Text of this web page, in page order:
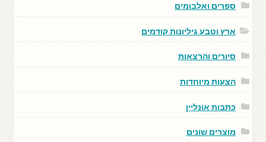
ספרים ואלבומים
ארץ וטבע גיליונות קודמים
סיורים והרצאות
הצעות מיוחדות
כתבות אונליין
מוצרים שונים